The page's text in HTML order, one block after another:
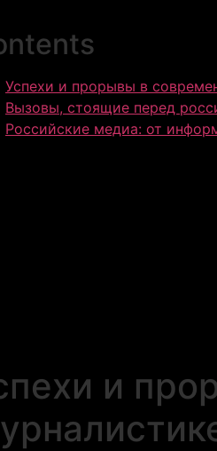
Успехи и прорывы в
Вызовы, стоящие перед
Российские медиа: от
и